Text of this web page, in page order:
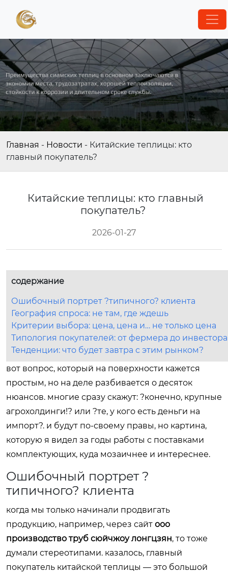
Главная - Новости - Китайские теплицы: кто
главный покупатель?
Китайские теплицы: кто главный
покупатель?
2026-01-27
содержание
Ошибочный портрет ?типичного? клиента
География спроса: не там, где ждешь
Критерии выбора: цена, цена и… не только цена
Типология покупателей: от фермера до инвестора
Тенденции: что будет завтра с этим рынком?
вот вопрос, который на поверхности кажется
простым, но на деле разбивается о десяток
нюансов. многие сразу скажут: ?конечно, крупные
агрохолдинги!? или ?те, у кого есть деньги на
импорт?. и будут по-своему правы, но картина,
которую я видел за годы работы с поставками
комплектующих, куда мозаичнее и интереснее.
Ошибочный портрет ?
типичного? клиента
когда мы только начинали продвигать
продукцию, например, через сайт ооо
производство труб сюйчжоу лонгцзян, то тоже
думали стереотипами. казалось, главный
покупатель китайской теплицы — это большой